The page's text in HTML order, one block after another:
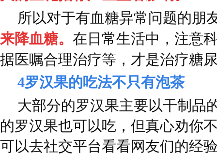
所以对于有血糖异常问题的朋
来降血糖。 在日常生活中，注意
据医嘱合理治疗等，才是治疗糖
4罗汉果的吃法不只有泡茶
大部分的罗汉果主要以干制品
的罗汉果也可以吃，但真心劝你
可以去社交平台看看网友们的经